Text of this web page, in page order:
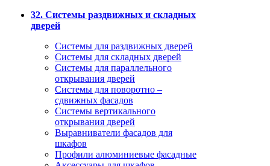
32. Системы раздвижных и складных
дверей
Системы для раздвижных дверей
Системы для складных дверей
Системы для параллельного
открывания дверей
Системы для поворотно –
сдвижных фасадов
Системы вертикального
открывания дверей
Выравниватели фасадов для
шкафов
Профили алюминиевые фасадные